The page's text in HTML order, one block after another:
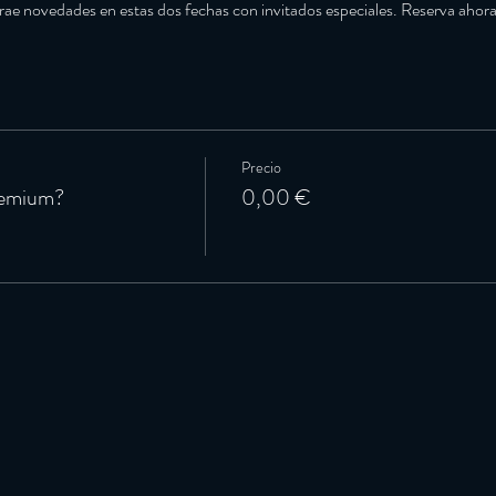
novedades en estas dos fechas con invitados especiales. Reserva
Precio
0,00 €